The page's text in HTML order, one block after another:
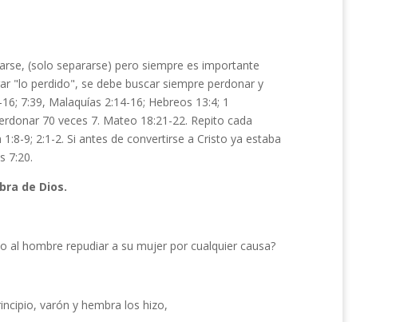
(solo separarse) pero siempre es importante
"lo perdido", se debe buscar siempre perdonar y
7:39, Malaquías 2:14-16; Hebreos 13:4; 1
70 veces 7. Mateo 18:21-22. Repito cada
9; 2:1-2. Si antes de convertirse a Cristo ya estaba
7:20.
de Dios.
al hombre repudiar a su mujer por cualquier causa?
varón y hembra los hizo,